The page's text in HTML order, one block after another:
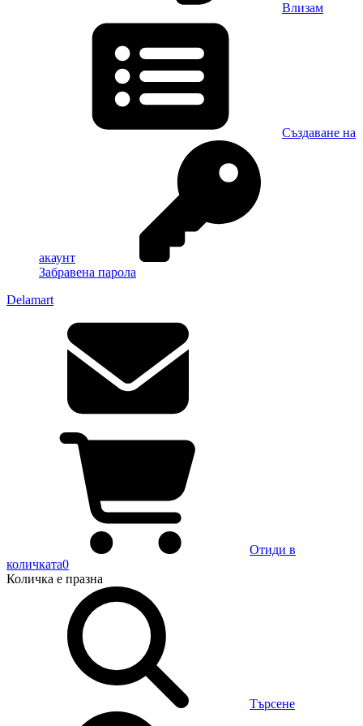
Влизам
Създаване на
акаунт
Забравена парола
Delamart
Отиди в
количката0
Количка е празна
Търсене